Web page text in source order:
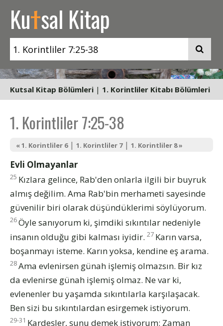
Kutsal Kitap
Kutsal Kitap Bölümleri | 1. Korintliler Kitabı Bölümleri
1. Korintliler 7:25-38
« 1. Korintliler 6| 1. Korintliler 7| 1. Korintliler 8 »
Evli Olmayanlar
25 Kızlara gelince, Rab'den onlarla ilgili bir buyruk
almış değilim. Ama Rab'bin merhameti sayesinde
güvenilir biri olarak düşündüklerimi söylüyorum.
26Öyle sanıyorum ki, şimdiki sıkıntılar nedeniyle
insanın olduğu gibi kalması iyidir. 27 Karın varsa,
boşanmayı isteme. Karın yoksa, kendine eş arama.
28Ama evlenirsen günah işlemiş olmazsın. Bir kız
da evlenirse günah işlemiş olmaz. Ne var ki,
evlenenler bu yaşamda sıkıntılarla karşılaşacak.
Ben sizi bu sıkıntılardan esirgemek istiyorum.
29-31 Kardeşler, şunu demek istiyorum: Zaman